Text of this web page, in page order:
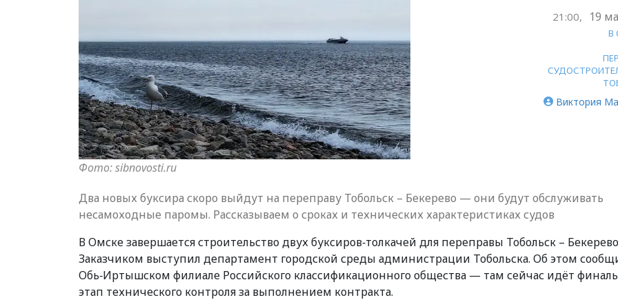
Фото: sibnovosti.ru
21:00, 19
В
Виктория
Два новых буксира скоро выйдут на переправу Тобольск – Бекерево — они будут обслуживать
несамоходные паромы. Рассказываем о сроках и технических характеристиках судов
В Омске завершается строительство двух буксиров‑толкачей для переправы Тобольск –
Заказчиком выступил департамент городской среды администрации Тобольска. Об этом
Обь‑Иртышском филиале Российского классификационного общества — там сейчас идёт
этап технического контроля за выполнением контракта.